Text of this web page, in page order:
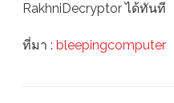
RakhniDecryptor ได้ทันที
ที่มา : bleepingcomputer